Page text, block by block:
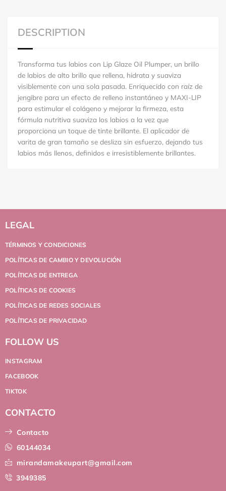
DESCRIPTION
Transforma tus labios con Lip Glaze Oil Plumper, un brillo
de labios de alto brillo que rellena, hidrata y suaviza
visiblemente con una sola pasada. Enriquecido con raíz de
jengibre para un efecto de relleno instantáneo y MAXI-LIP
para estimular el colágeno y mejorar la firmeza, esta
fórmula nutritiva suaviza los labios a la vez que
proporciona un toque de tinte brillante. El aplicador de
varita de gran tamaño se desliza sin esfuerzo, dejando tus
labios más llenos, definidos e irresistiblemente brillantes.
LEGAL
TÉRMINOS Y CONDICIONES
POLÍTICAS DE CAMBIO Y DEVOLUCIÓN
POLÍTICAS DE ENTREGA
POLÍTICAS DE COOKIES
POLÍTICAS DE REDES SOCIALES
POLÍTICAS DE PRIVACIDAD
FOLLOW US
INSTAGRAM
FACEBOOK
TIKTOK
CONTACTO
Contacto
60144034
mirandamakeupart@gmail.com
3949385